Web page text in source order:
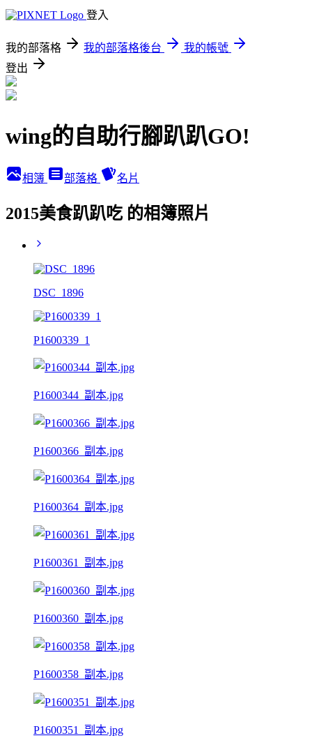
登入
我的部落格 我的部落格後台
我的帳號
登出
wing的自助行腳趴趴GO!
相簿 部落格 名片
2015美食趴趴吃 的相簿照片
DSC_1896
P1600339_1
P1600344_副本.jpg
P1600366_副本.jpg
P1600364_副本.jpg
P1600361_副本.jpg
P1600360_副本.jpg
P1600358_副本.jpg
P1600351_副本.jpg